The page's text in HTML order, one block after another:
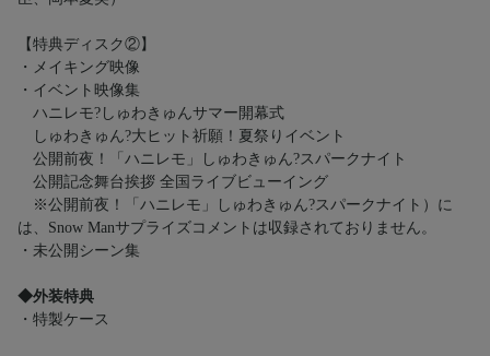
【特典ディスク②】
・メイキング映像
・イベント映像集
ハニレモ?しゅわきゅんサマー開幕式
しゅわきゅん?大ヒット祈願！夏祭りイベント
公開前夜！「ハニレモ」しゅわきゅん?スパークナイト
公開記念舞台挨拶 全国ライブビューイング
※公開前夜！「ハニレモ」しゅわきゅん?スパークナイト）に
は、Snow Manサプライズコメントは収録されておりません。
・未公開シーン集
◆外装特典
・特製ケース